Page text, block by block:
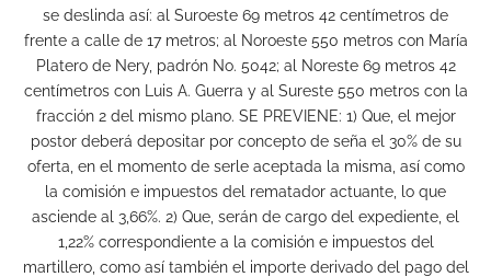
se deslinda así: al Suroeste 69 metros 42 centímetros de
frente a calle de 17 metros; al Noroeste 550 metros con María
Platero de Nery, padrón No. 5042; al Noreste 69 metros 42
centímetros con Luis A. Guerra y al Sureste 550 metros con la
fracción 2 del mismo plano. SE PREVIENE: 1) Que, el mejor
postor deberá depositar por concepto de seña el 30% de su
oferta, en el momento de serle aceptada la misma, así como
la comisión e impuestos del rematador actuante, lo que
asciende al 3,66%. 2) Que, serán de cargo del expediente, el
1,22% correspondiente a la comisión e impuestos del
martillero, como así también el importe derivado del pago del